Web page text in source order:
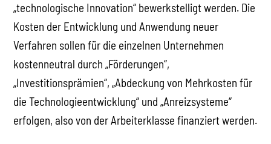
„technologische Innovation“ bewerkstelligt werden. Die
Kosten der Entwicklung und Anwendung neuer
Verfahren sollen für die einzelnen Unternehmen
kostenneutral durch „Förderungen“,
„Investitionsprämien“, „Abdeckung von Mehrkosten für
die Technologieentwicklung“ und „Anreizsysteme“
erfolgen, also von der Arbeiterklasse finanziert werden.